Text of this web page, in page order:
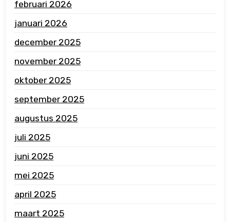
februari 2026
januari 2026
december 2025
november 2025
oktober 2025
september 2025
augustus 2025
juli 2025
juni 2025
mei 2025
april 2025
maart 2025